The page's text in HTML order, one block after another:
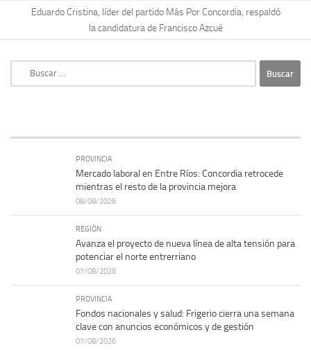
Eduardo Cristina, líder del partido Más Por Concordia, respaldó
la candidatura de Francisco Azcué
PROVINCIA
Mercado laboral en Entre Ríos: Concordia retrocede
mientras el resto de la provincia mejora
08/08/2026
REGIÓN
Avanza el proyecto de nueva línea de alta tensión para
potenciar el norte entrerriano
07/08/2026
PROVINCIA
Fondos nacionales y salud: Frigerio cierra una semana
clave con anuncios económicos y de gestión
07/08/2026